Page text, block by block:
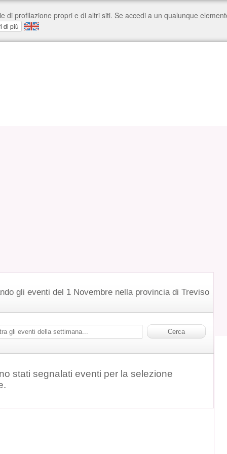
gli eventi del 1 Novembre nella provincia di Treviso
stati segnalati eventi per la selezione